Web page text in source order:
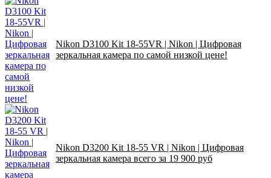
Nikon D3100 Kit 18-55VR | Nikon | Цифровая
зеркальная камера по самой низкой цене!
Nikon D3200 Kit 18-55 VR | Nikon | Цифровая
зеркальная камера всего за 19 900 руб